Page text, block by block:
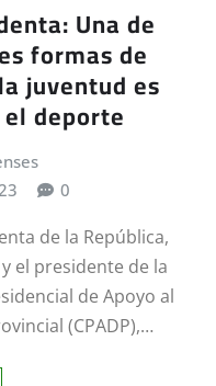
Una de
formas de
juventud es
deporte
0
de la República,
el presidente de la
de Apoyo al
(CPADP),…